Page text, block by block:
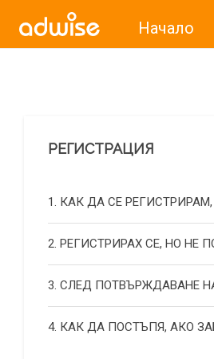
Начало
РЕГИСТРАЦИЯ
1. КАК ДА СЕ
2. РЕГИСТРИРАХ СЕ, НО НЕ
3. СЛЕД ПОТВЪРЖДАВАНЕ
4. КАК ДА ПОСТЪПЯ, АКО